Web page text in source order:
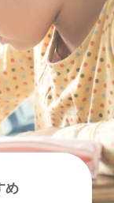
め